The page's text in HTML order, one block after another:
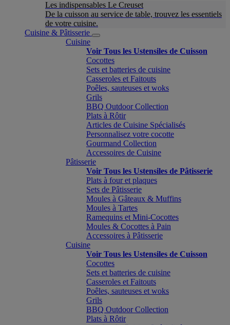
Les indispensables Le Creuset
De la cuisson au service de table, trouvez les essentiels
de votre cuisine.
Cuisine & Pâtisserie
Cuisine
Voir Tous les Ustensiles de Cuisson
Cocottes
Sets et batteries de cuisine
Casseroles et Faitouts
Poêles, sauteuses et woks
Grils
BBQ Outdoor Collection
Plats à Rôtir
Articles de Cuisine Spécialisés
Personnalisez votre cocotte
Gourmand Collection
Accessoires de Cuisine
Pâtisserie
Voir Tous les Ustensiles de Pâtisserie
Plats à four et plaques
Sets de Pâtisserie
Moules à Gâteaux & Muffins
Moules à Tartes
Ramequins et Mini-Cocottes
Moules & Cocottes à Pain
Accessoires à Pâtisserie
Cuisine
Voir Tous les Ustensiles de Cuisson
Cocottes
Sets et batteries de cuisine
Casseroles et Faitouts
Poêles, sauteuses et woks
Grils
BBQ Outdoor Collection
Plats à Rôtir